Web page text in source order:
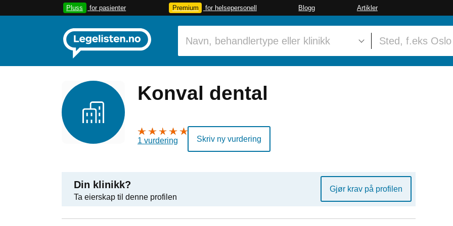
Pluss for pasienter Premium for helsepersonell Blogg Artikler
Konval dental
1 vurdering Skriv ny vurdering
Din klinikk?
Ta eierskap til denne profilen
Gjør krav på profilen